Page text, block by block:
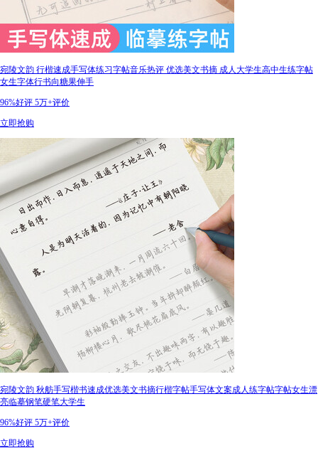
宛陵文韵 行楷速成手写体练习字帖音乐热评 优选美文书摘 成人大学生高中生练字帖
女生字体行书向糖果伸手
96%好评 5万+评价
立即抢购
宛陵文韵 秋舫手写楷书速成优选美文书摘行楷字帖手写体文案成人练字帖字帖女生漂
亮临摹钢笔硬笔大学生
96%好评 5万+评价
立即抢购